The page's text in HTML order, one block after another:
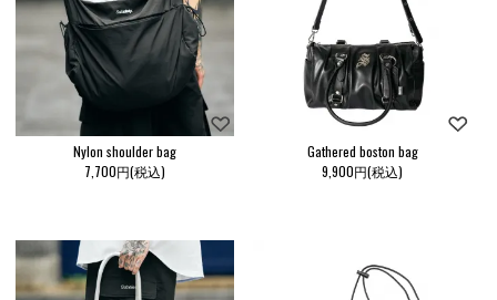
Nylon shoulder bag
7,700円(税込)
Gathered boston bag
9,900円(税込)